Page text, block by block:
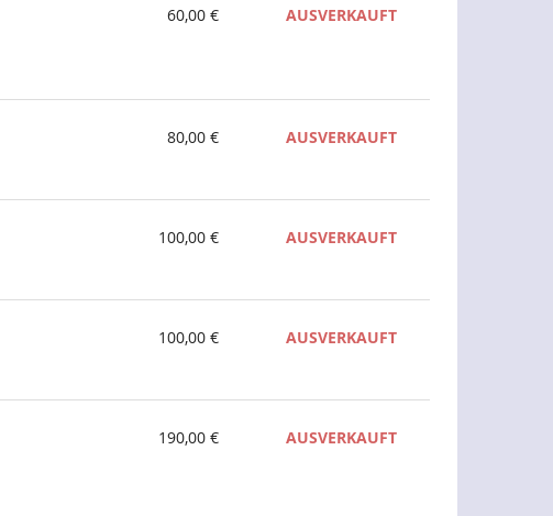
60,00 € AUSVERKAUFT
80,00 € AUSVERKAUFT
100,00 € AUSVERKAUFT
100,00 € AUSVERKAUFT
190,00 € AUSVERKAUFT